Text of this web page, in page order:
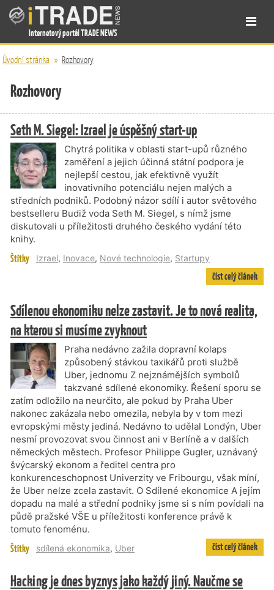
Internetový portál TRADE NEWS
Úvodní stránka » Rozhovory
Rozhovory
Seth M. Siegel: Izrael je úspěšný start-up
Chytrá politika v oblasti start-upů různého
zaměření a jejich účinná státní podpora je
nejlepší cestou, jak efektivně využít
inovativního potenciálu nejen malých a
středních podniků. Podobný názor sdílí i autor světového
bestselleru Budiž voda Seth M. Siegel, s nímž jsme
diskutovali u příležitosti druhého českého vydání této
knihy.
Štítky Izrael, Inovace, Nové technologie, Startupy
číst celý článek
Sdílenou ekonomiku nelze zastavit. Je to nová realita,
na kterou si musíme zvyknout
Praha nedávno zažila dopravní kolaps
způsobený stávkou taxikářů proti službě
Uber, jednomu Z nejznámějších symbolů
takzvané sdílené ekonomiky. Řešení sporu se
zatím odložilo na neurčito, ale pokud by Praha Uber
nakonec zakázala nebo omezila, nebyla by v tom mezi
evropskými městy jediná. Nedávno to udělal Londýn, Uber
nesmí provozovat svou činnost ani v Berlíně a v dalších
německých městech. Profesor Philippe Gugler, uznávaný
švýcarský ekonom a ředitel centra pro
konkurenceschopnost Univerzity ve Fribourgu, však míní,
že Uber nelze zcela zastavit. O Sdílené ekonomice A jejím
dopadu na malé a střední podniky jsme si s ním povídali na
půdě pražské VŠE u příležitosti konference právě k
tomuto fenoménu.
Štítky sdílená ekonomika, Uber číst celý článek
Hacking je dnes byznys jako každý jiný. Naučme se